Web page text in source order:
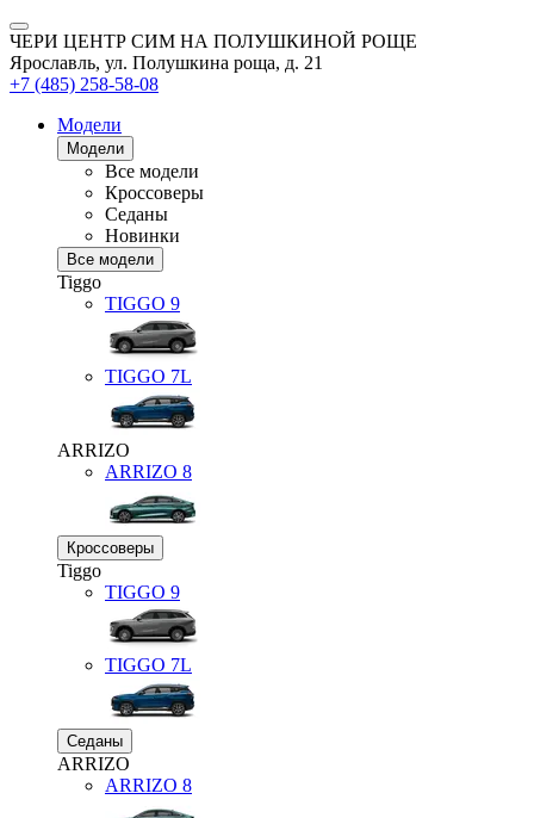
ЧЕРИ ЦЕНТР СИМ НА ПОЛУШКИНОЙ РОЩЕ
Ярославль, ул. Полушкина роща, д. 21
+7 (485) 258-58-08
Модели
Модели
Все модели
Кроссоверы
Седаны
Новинки
Все модели
Tiggo
TIGGO 9
TIGGO 7L
ARRIZO
ARRIZO 8
Кроссоверы
Tiggo
TIGGO 9
TIGGO 7L
Седаны
ARRIZO
ARRIZO 8